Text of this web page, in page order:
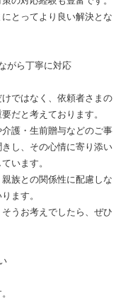
とってより良い解決とな
がら丁寧に対応
ではなく、依頼者さまの
だと考えております。
護・生前贈与などのご事
し、その心情に寄り添い
います。
族との関係性に配慮しな
ます。
うお考えでしたら、ぜひ